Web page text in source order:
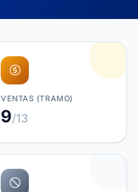
VENTAS (TRAMO)
9/13